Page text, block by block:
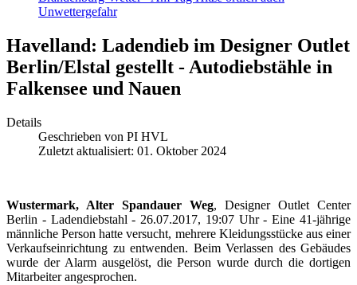
Unwettergefahr
Havelland: Ladendieb im Designer Outlet
Berlin/Elstal gestellt - Autodiebstähle in
Falkensee und Nauen
Details
Geschrieben von PI HVL
Zuletzt aktualisiert: 01. Oktober 2024
Wustermark, Alter Spandauer Weg, Designer Outlet Center
Berlin - Ladendiebstahl - 26.07.2017, 19:07 Uhr - Eine 41-jährige
männliche Person hatte versucht, mehrere Kleidungsstücke aus einer
Verkaufseinrichtung zu entwenden. Beim Verlassen des Gebäudes
wurde der Alarm ausgelöst, die Person wurde durch die dortigen
Mitarbeiter angesprochen.